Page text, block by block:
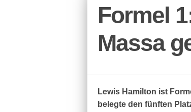
Formel
Massa
Lewis Hamilton ist
belegte den fünften